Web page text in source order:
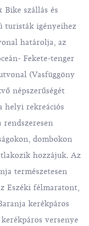
Bike szállás és
turisták igényeihez
határolja, az
Fekete-tenger
(Vasfüggöny
népszerűségét
helyi rekreációs
rendszeresen
dombokon
hozzájuk. Az
természetesen
Eszéki félmaratont,
kerékpáros
versenye